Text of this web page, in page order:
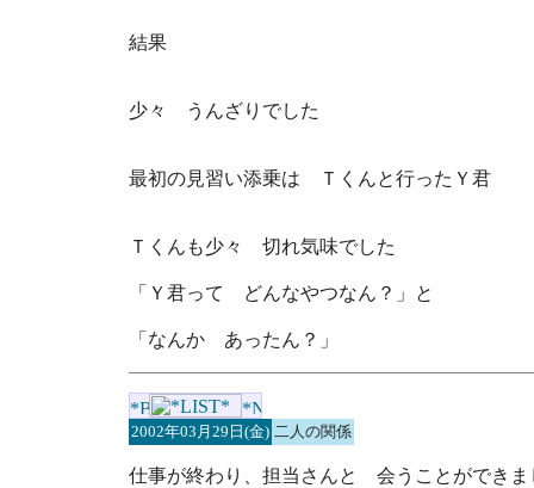
結果
少々 うんざりでした
最初の見習い添乗は Ｔくんと行ったＹ君
Ｔくんも少々 切れ気味でした
「Ｙ君って どんなやつなん？」と
「なんか あったん？」
2002年03月29日(金) 二人の関係
仕事が終わり、担当さんと 会うことができま